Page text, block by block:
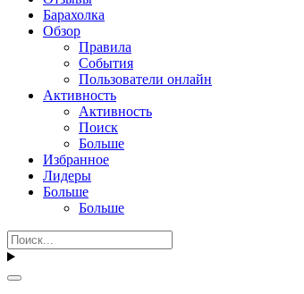
Барахолка
Обзор
Правила
События
Пользователи онлайн
Активность
Активность
Поиск
Больше
Избранное
Лидеры
Больше
Больше